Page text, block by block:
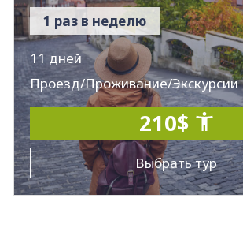
1 раз в неделю
11 дней
Проезд/Проживание/Экскурсии
210$
Выбрать тур